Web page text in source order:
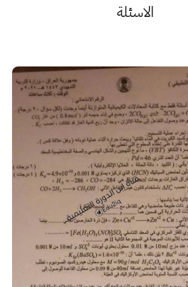
الاسئلة